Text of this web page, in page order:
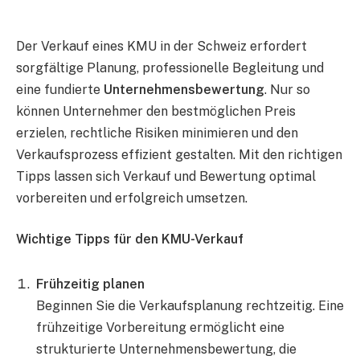
Der Verkauf eines KMU in der Schweiz erfordert
sorgfältige Planung, professionelle Begleitung und
eine fundierte Unternehmensbewertung. Nur so
können Unternehmer den bestmöglichen Preis
erzielen, rechtliche Risiken minimieren und den
Verkaufsprozess effizient gestalten. Mit den richtigen
Tipps lassen sich Verkauf und Bewertung optimal
vorbereiten und erfolgreich umsetzen.
Wichtige Tipps für den KMU-Verkauf
Frühzeitig planen
Beginnen Sie die Verkaufsplanung rechtzeitig. Eine
frühzeitige Vorbereitung ermöglicht eine
strukturierte Unternehmensbewertung, die